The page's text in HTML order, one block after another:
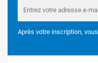
Après votre inscription,